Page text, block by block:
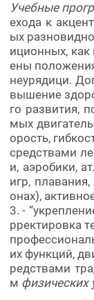
Учебные
ехода к
ых
иционных,
ены
неурядици.
вышение
го развития,
мых
орость,
средствами
и, аэробики,
игр,
онах),
3. -
рректировка
их функций,
редствами
м физических